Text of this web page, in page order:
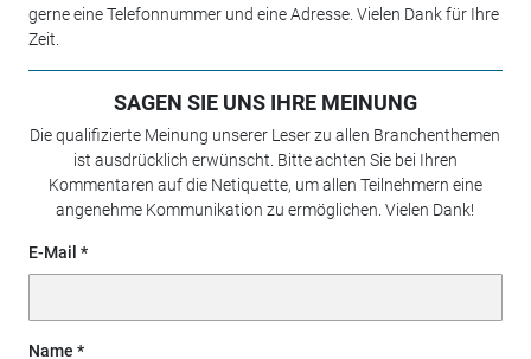
gerne eine Telefonnummer und eine Adresse. Vielen Dank für Ihre
Zeit.
SAGEN SIE UNS IHRE MEINUNG
Die qualifizierte Meinung unserer Leser zu allen Branchenthemen
ist ausdrücklich erwünscht. Bitte achten Sie bei Ihren
Kommentaren auf die Netiquette, um allen Teilnehmern eine
angenehme Kommunikation zu ermöglichen. Vielen Dank!
E-Mail
Name